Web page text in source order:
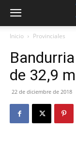
Inicio Provinciales
de 32,9
22 de diciembre de 2018